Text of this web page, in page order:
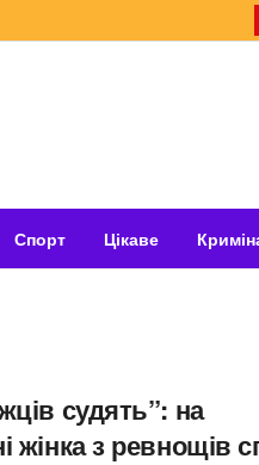
Спорт Цікаве
судять”: на
жінка з ревнощів